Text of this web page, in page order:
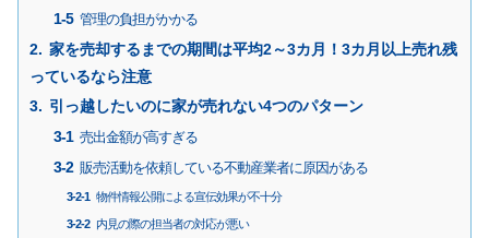
管理の負担がかかる
家を売却するまでの期間は平均2～3カ月！3カ月以上売れ残
っているなら注意
引っ越したいのに家が売れない4つのパターン
売出金額が高すぎる
販売活動を依頼している不動産業者に原因がある
物件情報公開による宣伝効果が不十分
内見の際の担当者の対応が悪い